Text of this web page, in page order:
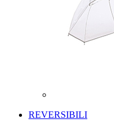
REVERSIBILI